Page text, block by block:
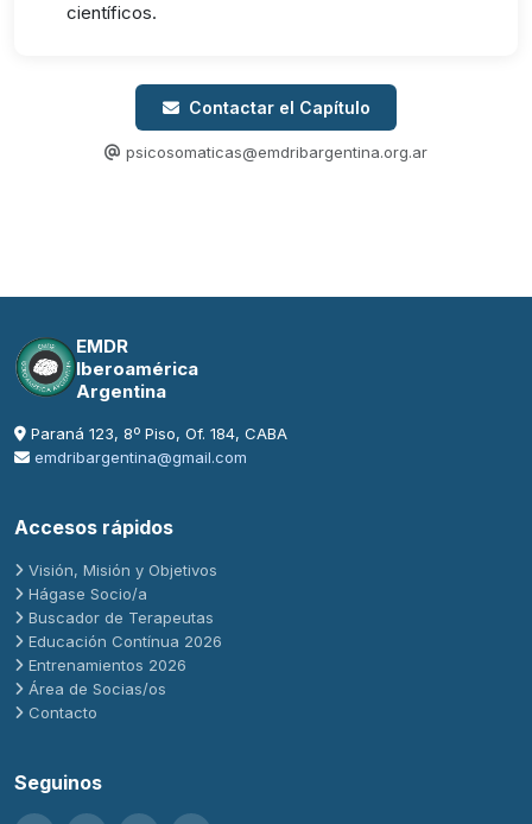
científicos.
Contactar el Capítulo
psicosomaticas@emdribargentina.org.ar
EMDR
Iberoamérica
Argentina
Paraná 123, 8º Piso, Of. 184, CABA
emdribargentina@gmail.com
Accesos rápidos
Visión, Misión y Objetivos
Hágase Socio/a
Buscador de Terapeutas
Educación Contínua 2026
Entrenamientos 2026
Área de Socias/os
Contacto
Seguinos